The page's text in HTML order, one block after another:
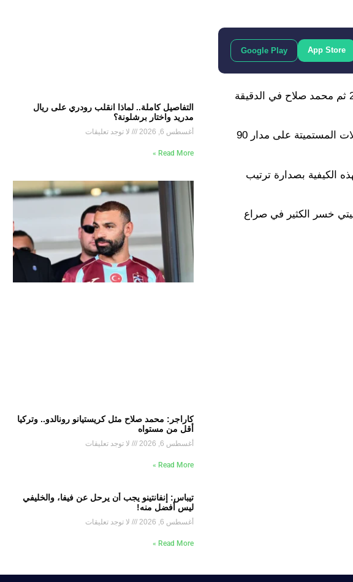
App Store
Google Play
وتقدم برايتون في الدقيقة الأولى عبر داني ويلباك، لكن ليفربول استطاع العودة عبر لويس دياز في الدقيقة 27 ثم محمد صلاح في الدقيقة
مباراة دفاعية بامتياز خاضها آرسنال بعد ذلك، ولم يستطع إيرلينج هالاند فك شفرة دفاعات الجانرز رغم المحاولات المستميتة على مدار 90
ليفربول، حيث انفرد بهذه الكيفية بصدارة ترتيب
خسر الكثير في صراع
التفاصيل كاملة.. لماذا انقلب رودري على ريال
مدريد واختار برشلونة؟
أغسطس 6, 2026 لا توجد تعليقات
Read More »
كاراجر: محمد صلاح مثل كريستيانو رونالدو.. وتركيا
أقل من مستواه
أغسطس 6, 2026 لا توجد تعليقات
Read More »
تيباس: إنفانتينو يجب أن يرحل عن فيفا، والخليفي
ليس أفضل منه!
أغسطس 6, 2026 لا توجد تعليقات
Read More »